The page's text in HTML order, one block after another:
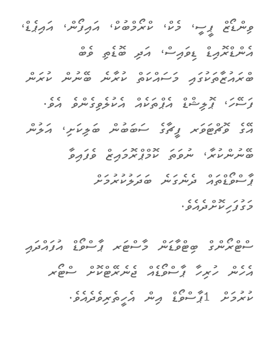
ވިންޑޯޒް ޕީސީ، މެކް، ކްރޯމްބުކް، އައިފޯން، އައިޕެޑް،
އެންޑްރޮއިޑް ޑިވައިސް، އަދި ބޮޑެތި ވެބް
ބްރައުޒާތަކުގައި މަސައްކަތް ކުރާނެ ބޭނުން ކުރަން
ފަސޭހަ، ޕޮލިޝްޑް އެޕްތަކެއް އެކުލެވިގެންވެ އެވެ.
އޭގެ ވޮޗްޓަވަރ ފީޗާގެ ސަބަބުން ބަލިކަށި، އަލުން
ބޭނުންކުރާ، ނުވަތަ ކޮމްޕްރޮމައިޒް ވެފައިވާ
ޕާސްވޯޑްތައް ދެނެގަނެ ބަދަލުކުރުމަށް
މަގުފަހިކޮށްދެއެވެ.
ސްޓްރޯންގް ބިޓްވާޑަން މާސްޓަރ ޕާސްވޯޑް އުފައްދައި
އެހެން ހުރިހާ ޕާސްވޯޑެއް ޖެނެރޭޓްކޮށް ސްޓޯރ
ކުރުމަށް 1ޕާސްވޯޑް އިން އެހީތެރިވެދެއެވެ.